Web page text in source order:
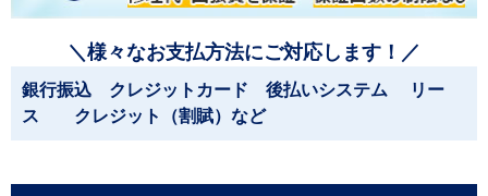
＼様々なお支払方法にご対応します！／
銀行振込 クレジットカード 後払いシステム リー
ス クレジット（割賦）など